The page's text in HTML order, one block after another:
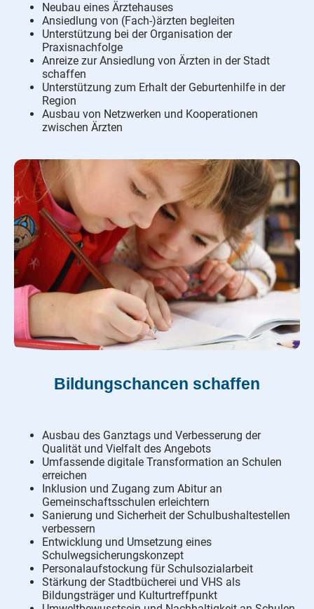
Neubau eines Ärztehauses
Ansiedlung von (Fach-)ärzten begleiten
Unterstützung bei der Organisation der
Praxisnachfolge
Anreize zur Ansiedlung von Ärzten in der Stadt
schaffen
Unterstützung zum Erhalt der Geburtenhilfe in der
Region
Ausbau von Netzwerken und Kooperationen
zwischen Ärzten
Bildungschancen schaffen
Ausbau des Ganztags und Verbesserung der
Qualität und Vielfalt des Angebots
Umfassende digitale Transformation an Schulen
erreichen
Inklusion und Zugang zum Abitur an
Gemeinschaftsschulen erleichtern
Sanierung und Sicherheit der Schulbushaltestellen
verbessern
Entwicklung und Umsetzung eines
Schulwegsicherungskonzept
Personalaufstockung für Schulsozialarbeit
Stärkung der Stadtbücherei und VHS als
Bildungsträger und Kulturtreffpunkt